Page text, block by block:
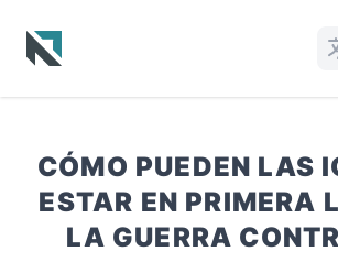
CÓMO PUEDEN LAS
ESTAR EN PRIMERA
LA GUERRA